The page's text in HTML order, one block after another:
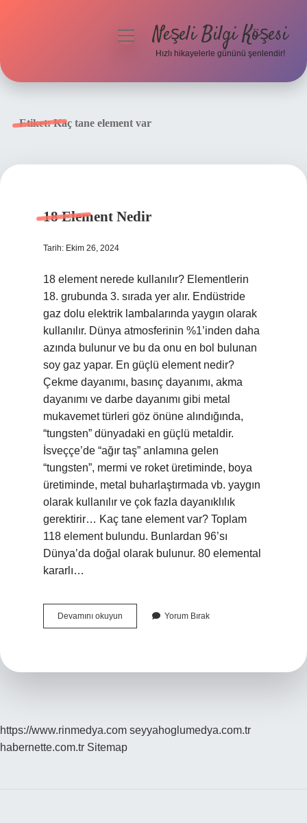
menüyüNeşeli Bilgi Köşesi
Hızlı hikayelerle gününü şenlendir!
Etiket:Kaç tane element var
18 Element Nedir
Tarih: Ekim 26, 2024
18 element nerede kullanılır? Elementlerin
18. grubunda 3. sırada yer alır. Endüstride
gaz dolu elektrik lambalarında yaygın olarak
kullanılır. Dünya atmosferinin %1’inden daha
azında bulunur ve bu da onu en bol bulunan
soy gaz yapar. En güçlü element nedir?
Çekme dayanımı, basınç dayanımı, akma
dayanımı ve darbe dayanımı gibi metal
mukavemet türleri göz önüne alındığında,
“tungsten” dünyadaki en güçlü metaldir.
İsveççe’de “ağır taş” anlamına gelen
“tungsten”, mermi ve roket üretiminde, boya
üretiminde, metal buharlaştırmada vb. yaygın
olarak kullanılır ve çok fazla dayanıklılık
gerektirir… Kaç tane element var? Toplam
118 element bulundu. Bunlardan 96’sı
Dünya’da doğal olarak bulunur. 80 elemental
kararlı…
Devamını okuyun
Element
Yorum Bırak
https://www.rinmedya.com seyyahoglumedya.com.tr
habernette.com.tr Sitemap